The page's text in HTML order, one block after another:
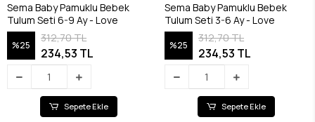
Sema Baby Pamuklu Bebek
Tulum Seti 6-9 Ay - Love
%25
312,70 TL
234,53 TL
Sepete Ekle
Sema Baby Pamuklu Bebek
Tulum Seti 3-6 Ay - Love
%25
312,70 TL
234,53 TL
Sepete Ekle